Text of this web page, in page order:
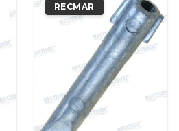
RECMAR